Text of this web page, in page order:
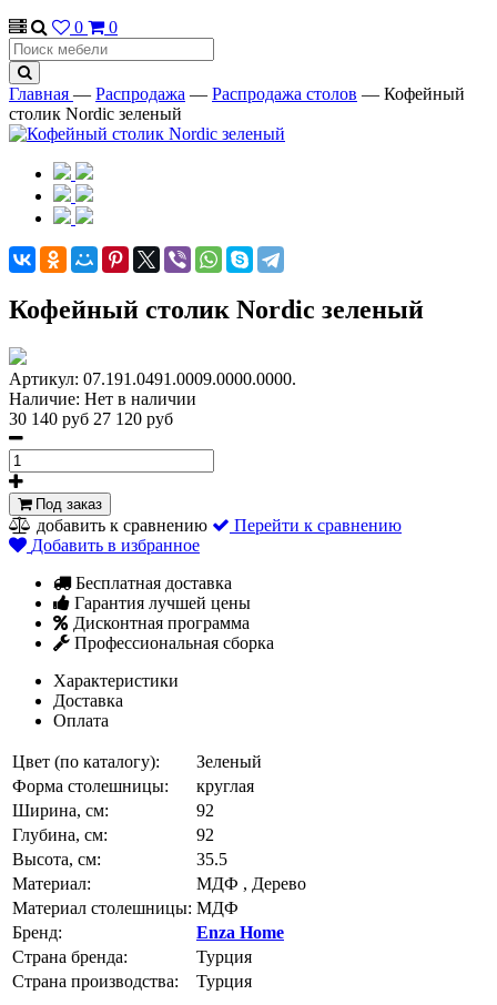
0
0
Главная — Распродажа — Распродажа столов — Кофейный
столик Nordic зеленый
Кофейный столик Nordic зеленый
Артикул: 07.191.0491.0009.0000.0000.
Наличие: Нет в наличии
30 140 руб 27 120 руб
Под заказ
добавить к сравнению
Перейти к сравнению
Добавить в избранное
Бесплатная доставка
Гарантия лучшей цены
Дисконтная программа
Профессиональная сборка
Характеристики
Доставка
Оплата
Цвет (по каталогу):
Зеленый
Форма столешницы:
круглая
Ширина, см:
92
Глубина, см:
92
Высота, см:
35.5
Материал:
МДФ , Дерево
Материал столешницы: МДФ
Бренд:
Enza Home
Страна бренда:
Турция
Страна производства:
Турция